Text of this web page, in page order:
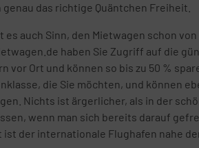
das richtige Quäntchen Freiheit.
es auch Sinn, den Mietwagen schon
haben Sie Zugriff auf die
vor Ort und können so bis zu 50 %
die Sie möchten, und können
Nichts ist ärgerlicher, als in der
wenn man sich bereits darauf
ist der internationale Flughafen nahe